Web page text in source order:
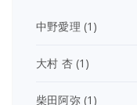
中野愛理 (1)
大村 杏(1)
柴田阿弥(1)